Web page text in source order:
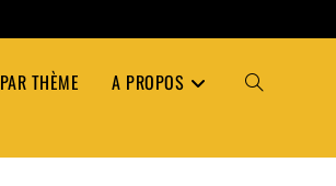
PAR THÈME A PROPOS TOGGLE